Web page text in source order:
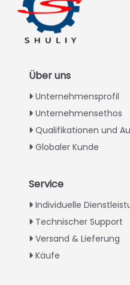
Über uns
Unternehmensprofil
Unternehmensethos
Qualifikationen und
Globaler Kunde
Service
Individuelle
Technischer Support
Versand & Lieferung
Käufe